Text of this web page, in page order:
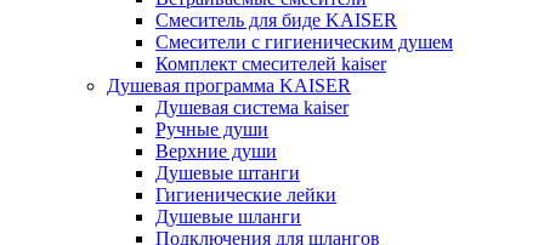
Смеситель для биде KAISER
Смесители с гигиеническим душем
Комплект смесителей kaiser
Душевая программа KAISER
Душевая система kaiser
Ручные души
Верхние души
Душевые штанги
Гигиенические лейки
Душевые шланги
Подключения для шлангов